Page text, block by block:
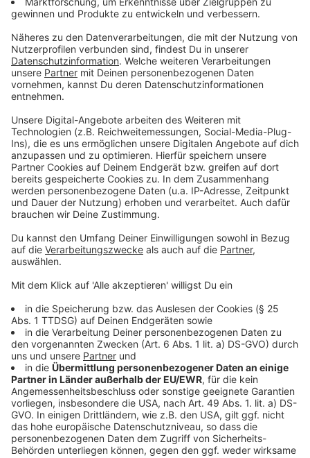
bundesweiten Statistiker, dass die Fahrgastzahlen im
haben. Dass das Deutschlandticket zu Jahresbeginn
noch einmal teurer geworden ist, hat sich dagegen
bislang nur minimal auf den Verkauf ausgewirkt.
Mehr Nachrichten aus Leverkusen
Anzeige
Gastro in Leverkusen: Wird Essen gehen wieder
günstiger?
Staus rund um Leverkusen: Die Osterferien beginnen
Leverkusener Schüler wandern zurück in ihr altes
Gebäude
Anzeige
Anzeige